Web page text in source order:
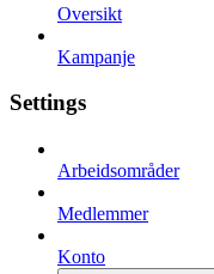
Oversikt
Kampanje
Settings
Arbeidsområder
Medlemmer
Konto